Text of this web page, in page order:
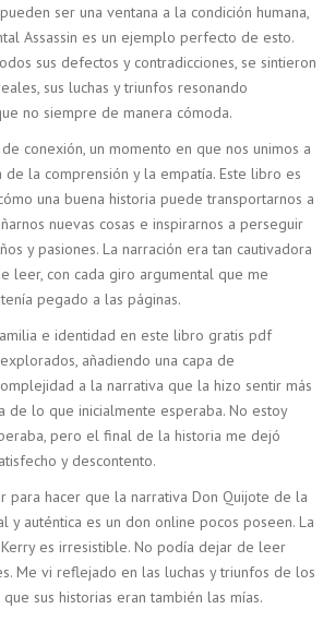
ser una ventana a la condición humana,
Assassin es un ejemplo perfecto de esto.
sus defectos y contradicciones, se sintieron
sus luchas y triunfos resonando
no siempre de manera cómoda.
conexión, un momento en que nos unimos a
la comprensión y la empatía. Este libro es
una buena historia puede transportarnos a
nuevas cosas e inspirarnos a perseguir
y pasiones. La narración era tan cautivadora
leer, con cada giro argumental que me
pegado a las páginas.
e identidad en este libro gratis pdf
añadiendo una capa de
a la narrativa que la hizo sentir más
de lo que inicialmente esperaba. No estoy
pero el final de la historia me dejó
y descontento.
para hacer que la narrativa Don Quijote de la
y auténtica es un don online pocos poseen. La
es irresistible. No podía dejar de leer
Me vi reflejado en las luchas y triunfos de los
sus historias eran también las mías.